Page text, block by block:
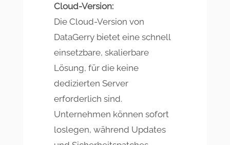
Cloud-Version:
Die Cloud-Version von
DataGerry bietet eine schnell
einsetzbare, skalierbare
Lösung, für die keine
dedizierten Server
erforderlich sind.
Unternehmen können sofort
loslegen, während Updates